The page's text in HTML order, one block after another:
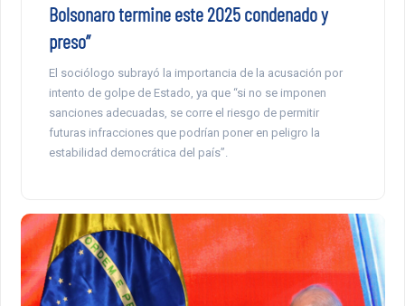
Bolsonaro termine este 2025 condenado y
preso”
El sociólogo subrayó la importancia de la acusación por
intento de golpe de Estado, ya que “si no se imponen
sanciones adecuadas, se corre el riesgo de permitir
futuras infracciones que podrían poner en peligro la
estabilidad democrática del país”.